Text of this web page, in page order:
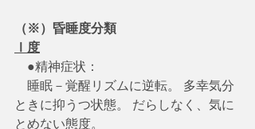
（※）昏睡度分類
Ⅰ度
●精神症状：
睡眠－覚醒リズムに逆転。 多幸気分
ときに抑うつ状態。 だらしなく、気に
とめない態度。